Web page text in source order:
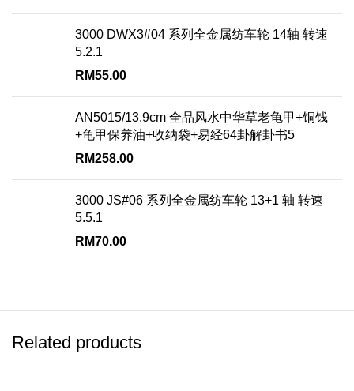
3000 DWX3#04 系列全金属纺车轮 14轴 转速
5.2.1
RM55.00
AN5015/13.9cm 全品风水中华草老龟甲+铜钱
+龟甲保养油+收纳袋+易经64卦解卦书5
RM258.00
3000 JS#06 系列全金属纺车轮 13+1 轴 转速
5.5.1
RM70.00
Related products